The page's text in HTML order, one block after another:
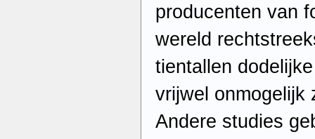
producenten van
wereld
tientallen
vrijwel onmogelijk
Andere studies